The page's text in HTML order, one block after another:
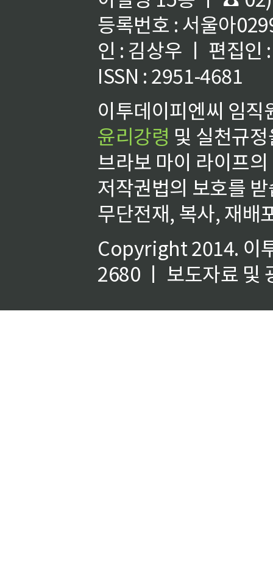
등록번호 : 서울아
인 : 김상우 ㅣ 편집인
ISSN : 2951-4681
이투데이피엔씨 임
윤리강령 및 실천규
브라보 마이 라이프
저작권법의 보호를
무단전재, 복사, 재배
Copyright 2014. 이
2680 ㅣ 보도자료